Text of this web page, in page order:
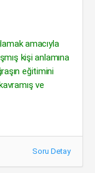
amacıyla
kişi anlamına
eğitimini
ve
Soru Detay